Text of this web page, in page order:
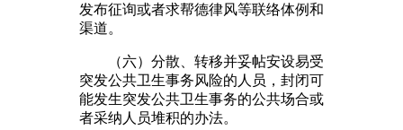
发布征询或者求帮德律风等联络体例和
渠道。
（六）分散、转移并妥帖安设易受
突发公共卫生事务风险的人员，封闭可
能发生突发公共卫生事务的公共场合或
者采纳人员堆积的办法。